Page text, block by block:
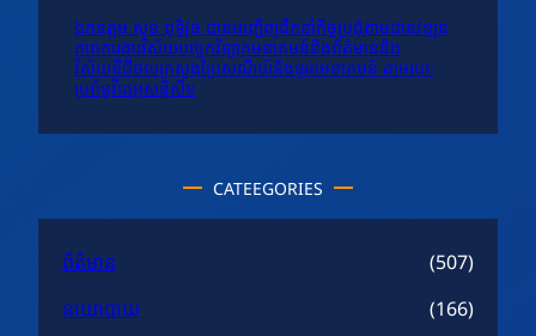
ឯកឧត្តម សុខ ពុទ្ធិវុធ បានអញ្ជើញដឹកនាំកិច្ចប្រជុំតាមដានវឌ្ឍន
ភាពការងារវិស័យបច្ចេកវិទ្យាគមនាគមន៍និងព័ត៌មាននិង
វិស័យឌីជីថលក្រសួងប្រៃសណីយ៍និងទូរគមនាគមន៍ តាមរយៈ
ប្រព័ន្ធវីដេអូសន្និសីទ
CATEEGORIES
ព័ត៌មាន
(507)
នយោបាយ
(166)